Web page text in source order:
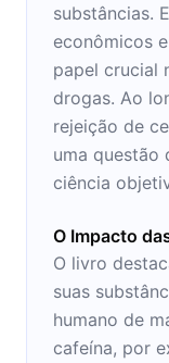
substâncias.
econômicos
papel crucial
drogas. Ao
rejeição de
uma questão
ciência
O Impacto
O livro
suas
humano de
cafeína, por